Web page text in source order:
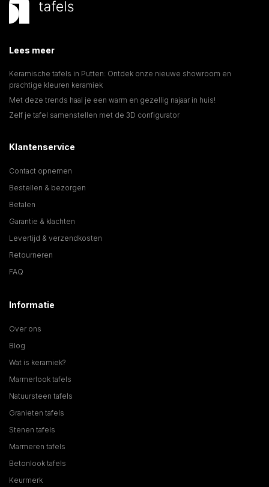
Lees meer
Keramische tafels in Putten: Ontdek onze nieuwe showroom en
prachtige kleuren keramiek
Met deze trends haal je een warm en gezellig najaar in huis!
Zelf je tafel samenstellen met de 3D configurator
Klantenservice
Contact opnemen
Bestellen & bezorgen
Betalen
Garantie & klachten
Levertijd & verzendkosten
Retourneren
FAQ
Informatie
Over ons
Blog
Wat is keramiek?
Marmerlook tafels
Natuursteen tafels
Granieten tafels
Stenen tafels
Marmeren tafels
Betonlook tafels
Keurmerk